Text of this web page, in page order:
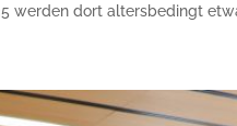
werden dort altersbedingt